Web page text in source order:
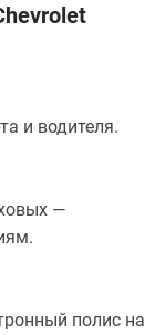
и водителя.
—
полис на